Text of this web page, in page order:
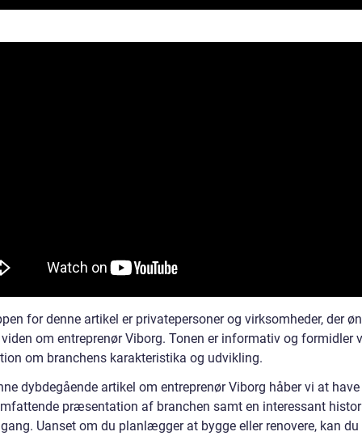
for denne artikel er privatepersoner og virksomheder, der
om entreprenør Viborg. Tonen er informativ og formidler
om branchens karakteristika og udvikling.
dybdegående artikel om entreprenør Viborg håber vi at
præsentation af branchen samt en interessant
Uanset om du planlægger at bygge eller renovere, kan du